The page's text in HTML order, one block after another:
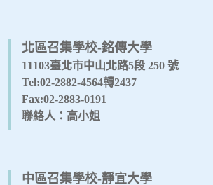
北區召集學校-銘傳大學
11103臺北市中山北路5段 250 號
Tel:02-2882-4564轉2437
Fax:02-2883-0191
聯絡人：高小姐
中區召集學校-靜宜大學